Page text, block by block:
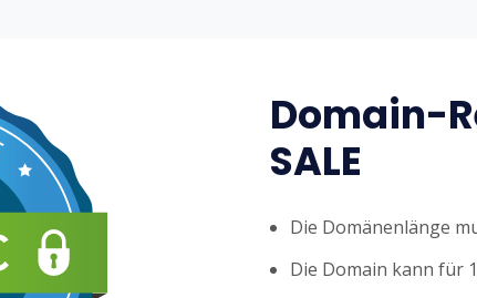
Domain-
SALE
Die Domänenlänge
Die Domain kann für